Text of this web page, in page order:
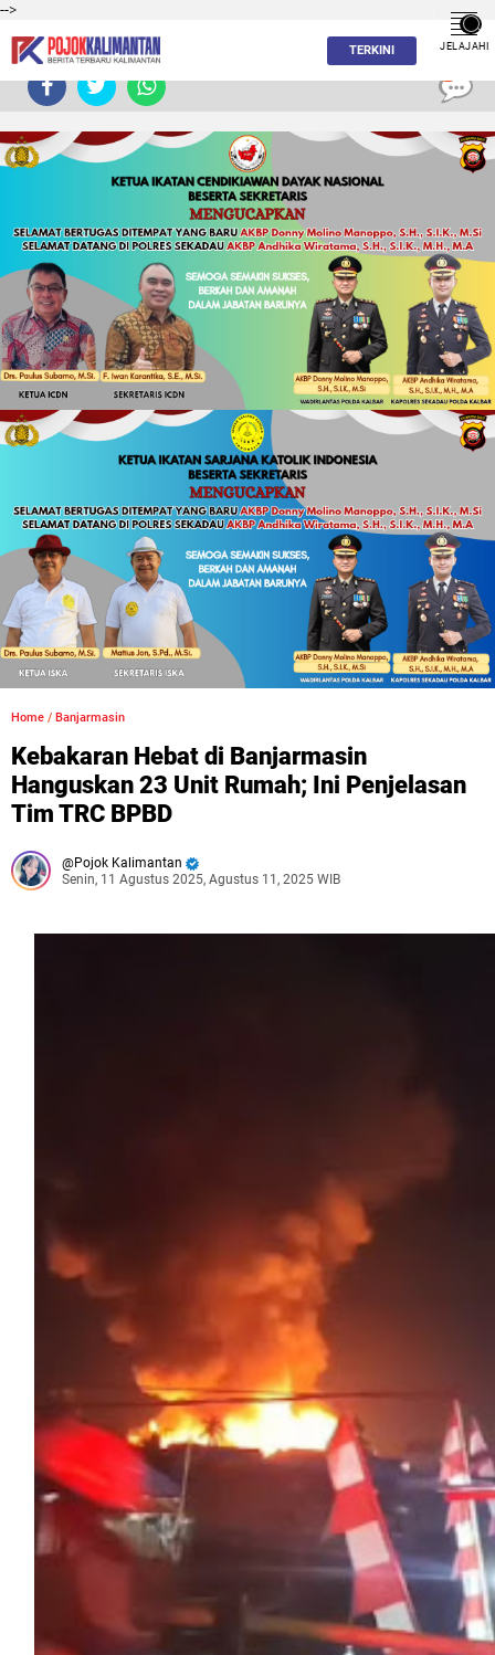
-->
TERKINI JELAJAHI
Home / Banjarmasin
Kebakaran Hebat di Banjarmasin
Hanguskan 23 Unit Rumah; Ini Penjelasan
Tim TRC BPBD
Pojok Kalimantan
Senin, 11 Agustus 2025, Agustus 11, 2025 WIB